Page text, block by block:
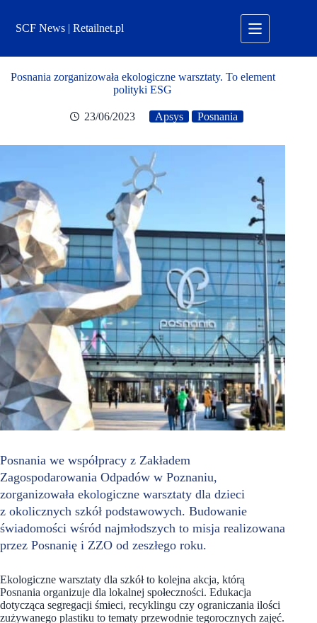
treściSCF News | Retailnet.pl
Posnania zorganizowała ekologiczne warsztaty. To element
polityki ESG
23/06/2023 Apsys Posnania
Posnania we współpracy z Zakładem
Zagospodarowania Odpadów w Poznaniu,
zorganizowała ekologiczne warsztaty dla dzieci
z okolicznych szkół podstawowych. Budowanie
świadomości wśród najmłodszych to misja realizowana
przez Posnanię i ZZO od zeszłego roku.
Ekologiczne warsztaty dla szkół to kolejna akcja, którą
Posnania organizuje dla lokalnej społeczności. Edukacja
dotycząca segregacji śmieci, recyklingu czy ograniczania ilości
zużywanego plastiku to tematy przewodnie tegorocznych zajęć.